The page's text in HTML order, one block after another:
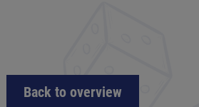
Back to overview